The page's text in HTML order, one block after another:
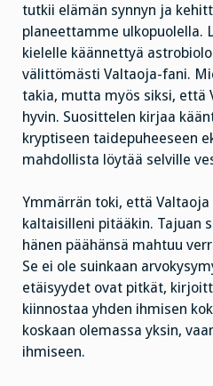
tutkii elämän synnyn ja
planeettamme ulkopuolella.
kielelle käännettyä
välittömästi Valtaoja-fani.
takia, mutta myös siksi,
hyvin. Suosittelen kirjaa
kryptiseen taidepuheeseen
mahdollista löytää selville
Ymmärrän toki, että
kaltaisilleni pitääkin. Tajuan
hänen päähänsä mahtuu
Se ei ole suinkaan
etäisyydet ovat pitkät,
kiinnostaa yhden ihmisen
koskaan olemassa yksin,
ihmiseen.